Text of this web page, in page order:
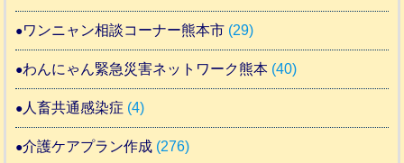
ワンニャン相談コーナー熊本市 (29)
わんにゃん緊急災害ネットワーク熊本 (40)
人畜共通感染症 (4)
介護ケアプラン作成 (276)